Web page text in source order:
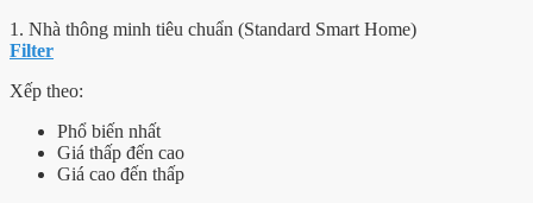
1. Nhà thông minh tiêu chuẩn (Standard Smart Home)
Filter
Xếp theo:
Phổ biến nhất
Giá thấp đến cao
Giá cao đến thấp